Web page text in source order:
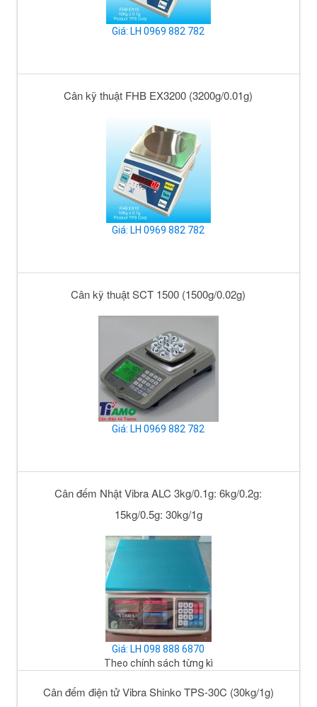
Giá: LH 0969 882 782
Cân kỹ thuật FHB EX3200 (3200g/0.01g)
Giá: LH 0969 882 782
Cân kỹ thuật SCT 1500 (1500g/0.02g)
Giá: LH 0969 882 782
Cân đếm Nhật Vibra ALC 3kg/0.1g: 6kg/0.2g:
15kg/0.5g: 30kg/1g
Giá: LH 098 888 6870
Theo chính sách từng kì
Cân đếm điện tử Vibra Shinko TPS-30C (30kg/1g)